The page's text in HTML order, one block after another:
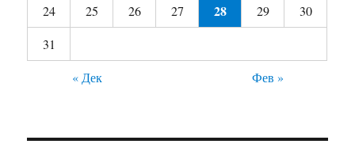
24
25 26 27 28 29
30
31
« Дек
Фев »